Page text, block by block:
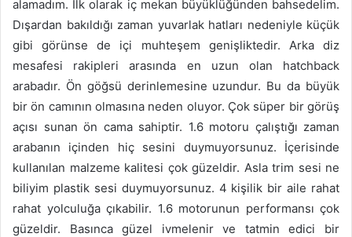
alamadım. İlk olarak iç mekan büyüklüğünden bahsedelim.
Dışardan bakıldığı zaman yuvarlak hatları nedeniyle küçük
gibi görünse de içi muhteşem genişliktedir. Arka diz
mesafesi rakipleri arasında en uzun olan hatchback
arabadır. Ön göğsü derinlemesine uzundur. Bu da büyük
bir ön camının olmasına neden oluyor. Çok süper bir görüş
açısı sunan ön cama sahiptir. 1.6 motoru çalıştığı zaman
arabanın içinden hiç sesini duymuyorsunuz. İçerisinde
kullanılan malzeme kalitesi çok güzeldir. Asla trim sesi ne
biliyim plastik sesi duymuyorsunuz. 4 kişilik bir aile rahat
rahat yolculuğa çıkabilir. 1.6 motorunun performansı çok
güzeldir. Basınca güzel ivmelenir ve tatmin edici bir